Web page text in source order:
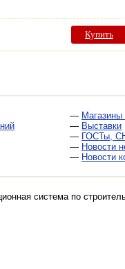
Купить
— Магазины
— Выставки
— ГОСТы,
— Новости
— Новости
система по